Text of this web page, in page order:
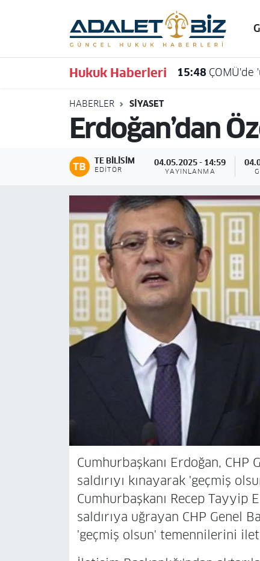
Hukuk Haberleri 15:48 ÇOMÜ'de
HABERLER SIYASET
Erdoğan’dan
TE BILISIM
EDITÖR
04.05.2025 - 14:59
YAYINLANMA
Cumhurbaşkanı Erdoğan, CHP
saldırıyı kınayarak 'geçmiş
Cumhurbaşkanı Recep Tayyip
saldırıya uğrayan CHP Genel
'geçmiş olsun' temennilerini
Hava Durumu
Trafik Durumu
Süper Lig Puan Durumu ve Fikstür
Tüm Manşetler
Son Dakika Haberleri
Haber Arşivi